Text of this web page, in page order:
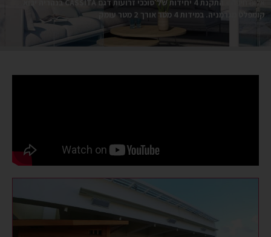
אלום חיפה
התקנת 4 יחידות של סוככי זרועות דגם CASSITA בנהריה יבוא
קומפלט מגרמניה. במידות 4 מטר אורך 2 מטר עומק